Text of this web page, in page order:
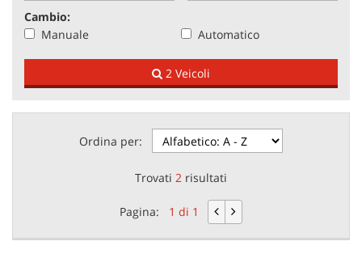
Cambio:
Manuale
Automatico
2 Veicoli
Ordina per:
Trovati 2 risultati
Pagina: 1 di 1
e
svolgere
le
attività
seguito
funzionamento